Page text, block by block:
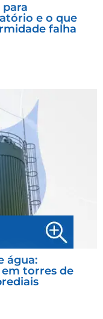
e o que
falha
água:
torres de